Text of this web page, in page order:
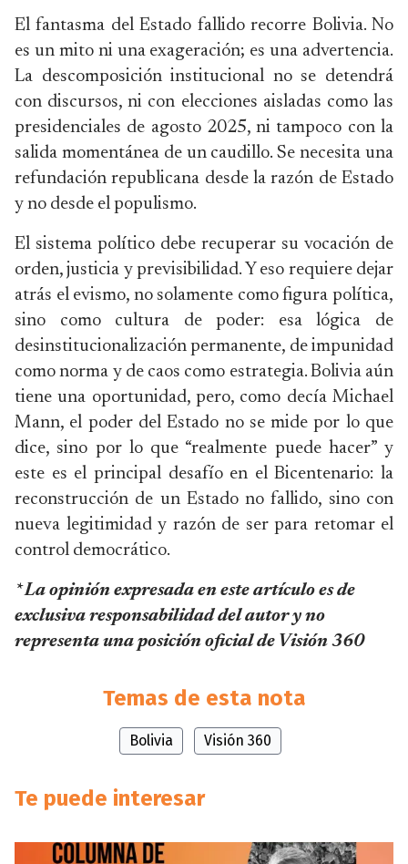
El fantasma del Estado fallido recorre Bolivia. No
es un mito ni una exageración; es una advertencia.
La descomposición institucional no se detendrá
con discursos, ni con elecciones aisladas como las
presidenciales de agosto 2025, ni tampoco con la
salida momentánea de un caudillo. Se necesita una
refundación republicana desde la razón de Estado
y no desde el populismo.
El sistema político debe recuperar su vocación de
orden, justicia y previsibilidad. Y eso requiere dejar
atrás el evismo, no solamente como figura política,
sino como cultura de poder: esa lógica de
desinstitucionalización permanente, de impunidad
como norma y de caos como estrategia. Bolivia aún
tiene una oportunidad, pero, como decía Michael
Mann, el poder del Estado no se mide por lo que
dice, sino por lo que “realmente puede hacer” y
este es el principal desafío en el Bicentenario: la
reconstrucción de un Estado no fallido, sino con
nueva legitimidad y razón de ser para retomar el
control democrático.
* La opinión expresada en este artículo es de
exclusiva responsabilidad del autor y no
representa una posición oficial de Visión 360
Temas de esta nota
Bolivia Visión 360
Te puede interesar